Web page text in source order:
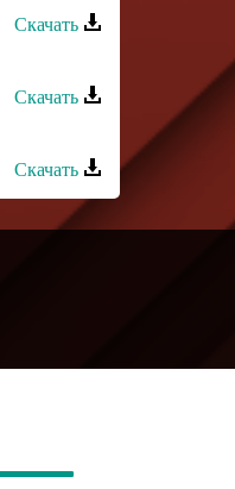
Скачать
Скачать
Скачать